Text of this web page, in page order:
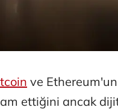
ve
ettiğini ancak